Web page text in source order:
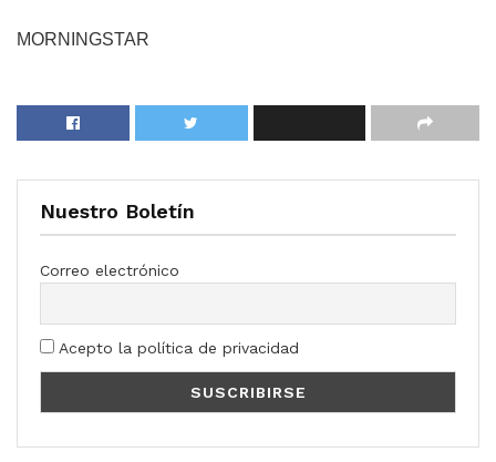
MORNINGSTAR
Nuestro Boletín
Correo electrónico
Acepto la política de privacidad